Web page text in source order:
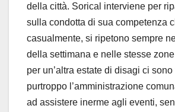
della città. Sorical interviene per
sulla condotta di sua competenza
casualmente, si ripetono sempre
della settimana e nelle stesse
per un’altra estate di disagi ci sono
purtroppo l’amministrazione
ad assistere inerme agli eventi,